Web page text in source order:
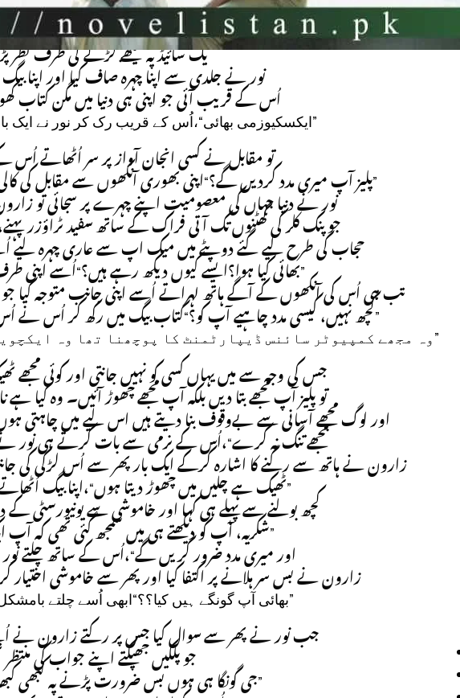
ایک بار پھر سے کسی ایسے انسان کی تلاش میں نظر دوڑائی جو
”ہاں یہ کچھ اچھا لگ رہا ہے، شکل بھی اچھی ہے
یک سائیڈ پہ بیٹھے لڑکے کی طرف نظر
نور نے جلدی سے اپنا چہرہ صاف کیا اور اپنا بیگ
اُس کے قریب آئی جو اپنی ہی دنیا میں مگن کتاب
”ایکسکیوزمی بھائی“،اُس کے قریب رک کر نور نے ایک
تو مقابل نے کسی انجان آواز پر سر اُٹھاتے اُس
”پلیز آپ میری مدد کردیں گے؟“اپنی بھوری آنکھوں سے مقابل کی
نور نے دنیا جہاں کی معصومیت اپنے چہرے پر سجائی تو
جو پنک کلر کی گھٹنوں تک آتی فراک کے ساتھ سفید ٹراؤزر
حجاب کی طرح لیے گئے دوپٹے میں میک اپ سے عاری چہرہ لیے
”بھائی کیا ہوا؟ایسے کیوں دیکھ رہے ہیں؟“اُسے اپنی طرف
تب ہی اُس کی آنکھوں کے آگے ہاتھ لہراتے اُسے اپنی جانب متوجہ کیا
”کچھ نہیں، کیسی مدد چاہیے آپ کو؟“کتاب بیگ میں رکھ کر اُس نے
”وہ مجھے کمپیوٹر سائنس ڈیپارٹمنٹ کا پوچھنا تھا وہ
جس کی وجہ سے میں یہاں کسی کو نہیں جانتی اور کوئی مجھے
تو پلیز آپ مجھے بتا دیں بلکہ آپ مجھے چھوڑ آئیں۔ وہ کیا ہے
اور لوگ مجھے آسانی سے بےوقوف بنا دیتے ہیں اس لیے میں چاہتی
مجھے تنگ نہ کرے“،اُس کے نرمی سے بات کرتے ہی نور نے
زارون نے ہاتھ سے رکنے کا اشارہ کرکے ایک بار پھر سے اُس لڑکی
”ٹھیک ہے چلیں میں چھوڑ دیتا ہوں“،اپنا بیگ
کچھ بولنے سے پہلے ہی کہا اور خاموشی سے یونیورسٹی کے
”شکریہ، آپ کو دیکھتے ہی میں سمجھ گئی تھی کہ
اور میری مدد ضرور کریں گے“،اُس کے ساتھ چلتے
زارون نے بس سر ہلانے پر اکتفا کیا اور پھر سے خاموشی
”بھائی آپ گونگے ہیں کیا؟؟“ابھی اُسے چلتے
جب نور نے پھر سے سوال کیا جس پر رکتے زارون نے
جو پلکیں جھپکتے اپنے جواب کی
”جی گونگا ہی ہوں بس ضرورت پڑنے پہ کبھی